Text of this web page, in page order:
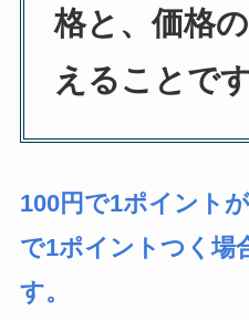
格と、価格
えることです
100円で1ポイント
で1ポイントつく場
す。